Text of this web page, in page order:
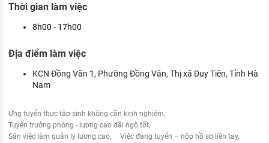
Thời gian làm việc
8h00 - 17h00
Địa điểm làm việc
KCN Đồng Văn 1, Phường Đồng Văn, Thị xã Duy Tiên, Tỉnh Hà
Nam
Ứng tuyển thực tập sinh không cần kinh nghiệm
Tuyển trưởng phòng - lương cao đãi ngộ tốt
Săn việc làm quản lý lương cao
Việc đang tuyển – nộp hồ sơ liền tay